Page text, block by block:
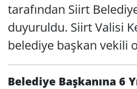
tarafından Siirt
duyuruldu. Siirt Valisi
belediye başkan vekili
Belediye Başkanına 6